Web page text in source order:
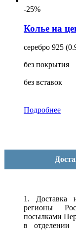
-25%
Колье на
серебро 925
без покрытия
без вставок
Подробнее
1. Доставка
регионы
посылками
в отделении